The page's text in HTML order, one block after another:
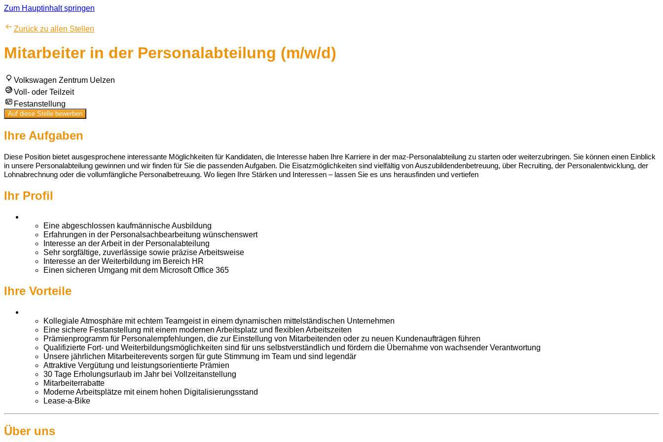
Zum Hauptinhalt springen
Zurück zu allen Stellen
Mitarbeiter in der Personalabteilung (m/w/d)
Volkswagen Zentrum Uelzen
Voll- oder Teilzeit
Festanstellung
Auf diese Stelle bewerben
Ihre Aufgaben
Diese Position bietet ausgesprochene interessante Möglichkeiten für Kandidaten, die Interesse haben Ihre Karriere in der maz-Personalabteilung zu starten oder weiterzubringen. Sie können einen Einblick
in unsere Personalabteilung gewinnen und wir finden für Sie die passenden Aufgaben. Die Eisatzmöglichkeiten sind vielfältig von Auszubildendenbetreuung, über Recruiting, der Personalentwicklung, der
Lohnabrechnung oder die vollumfängliche Personalbetreuung. Wo liegen Ihre Stärken und Interessen – lassen Sie es uns herausfinden und vertiefen
Ihr Profil
Eine abgeschlossen kaufmännische Ausbildung
Erfahrungen in der Personalsachbearbeitung wünschenswert
Interesse an der Arbeit in der Personalabteilung
Sehr sorgfältige, zuverlässige sowie präzise Arbeitsweise
Interesse an der Weiterbildung im Bereich HR
Einen sicheren Umgang mit dem Microsoft Office 365
Ihre Vorteile
Kollegiale Atmosphäre mit echtem Teamgeist in einem dynamischen mittelständischen Unternehmen
Eine sichere Festanstellung mit einem modernen Arbeitsplatz und flexiblen Arbeitszeiten
Prämienprogramm für Personalempfehlungen, die zur Einstellung von Mitarbeitenden oder zu neuen Kundenaufträgen führen
Qualifizierte Fort- und Weiterbildungsmöglichkeiten sind für uns selbstverständlich und fördern die Übernahme von wachsender Verantwortung
Unsere jährlichen Mitarbeiterevents sorgen für gute Stimmung im Team und sind legendär
Attraktive Vergütung und leistungsorientierte Prämien
30 Tage Erholungsurlaub im Jahr bei Vollzeitanstellung
Mitarbeiterrabatte
Moderne Arbeitsplätze mit einem hohen Digitalisierungsstand
Lease-a-Bike
Über uns